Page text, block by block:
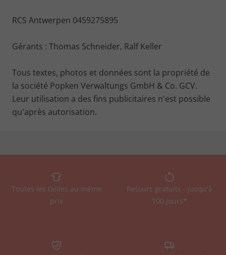
RCS Antwerpen 0459275895
Gérants : Thomas Schneider, Ralf Keller
Tous textes, photos et données sont la propriété de
la société Popken Verwaltungs GmbH & Co. GCV.
Leur utilisation a des fins publicitaires n'est possible
qu'après autorisation.
Toutes les tailles au même
prix
Retours gratuits - jusqu'à
100 jours*